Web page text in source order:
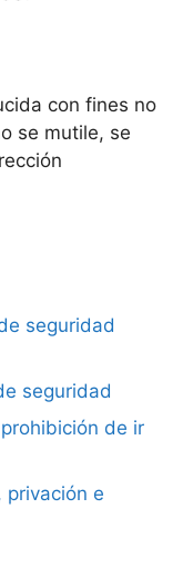
con fines no
se mutile, se
seguridad
seguridad
de ir
privación e